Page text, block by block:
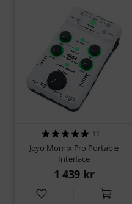
11
Joyo Momix Pro Portable
Interface
1 439 kr